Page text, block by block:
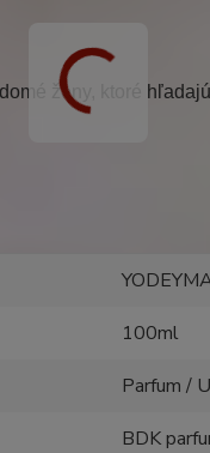
ženy, ktoré
100ml
Parfum /
BDK